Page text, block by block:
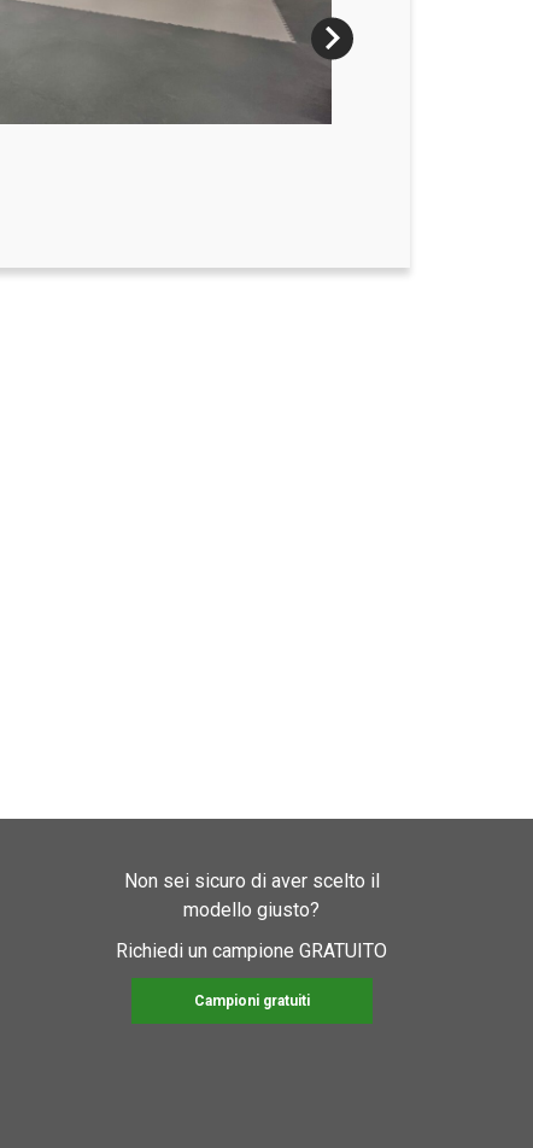
Non sei sicuro di aver scelto il
modello giusto?
Richiedi un campione GRATUITO
Campioni gratuiti